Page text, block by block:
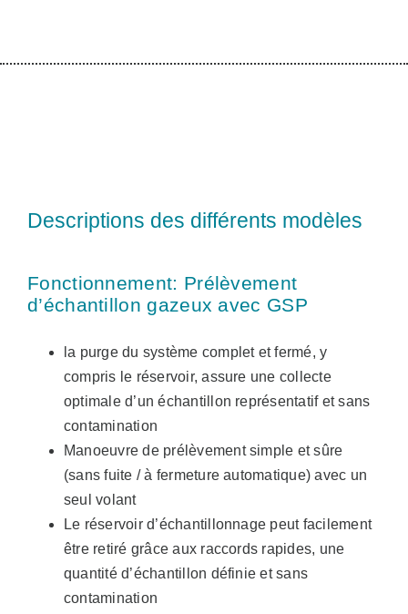
Descriptions des différents modèles
Fonctionnement: Prélèvement
d’échantillon gazeux avec GSP
la purge du système complet et fermé, y
compris le réservoir, assure une collecte
optimale d’un échantillon représentatif et sans
contamination
Manoeuvre de prélèvement simple et sûre
(sans fuite / à fermeture automatique) avec un
seul volant
Le réservoir d’échantillonnage peut facilement
être retiré grâce aux raccords rapides, une
quantité d’échantillon définie et sans
contamination